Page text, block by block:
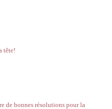
tête!
de bonnes résolutions pour la